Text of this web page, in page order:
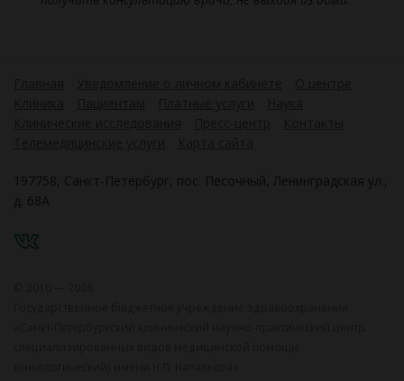
197758, Санкт-Петербург, пос. Песочный, Ленинградская ул.,
д. 68А